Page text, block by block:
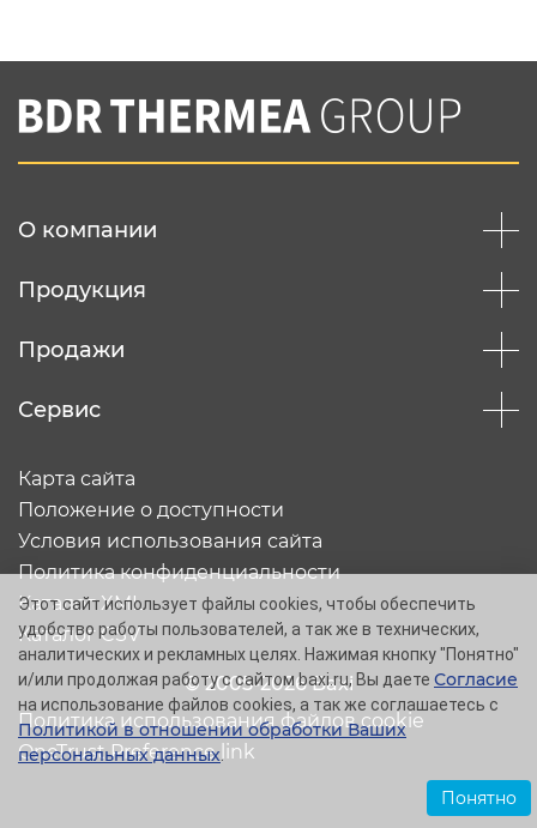
Вы соглашаетесь с нашей политикой
конфеденциальности
О компании
Продукция
Продажи
Сервис
© 2005-2026 Baxi
Карта сайта
Положение о доступности
Условия использования сайта
Политика конфиденциальности
Каталог XML
Каталог CSV
Политика использования файлов cookie
OneTrust Preference link
Этот сайт использует файлы cookies, чтобы обеспечить
удобство работы пользователей, а так же в технических,
аналитических и рекламных целях. Нажимая кнопку "Понятно"
и/или продолжая работу с сайтом baxi.ru, Вы даете Согласие
на использование файлов cookies, а так же соглашаетесь с
Политикой в отношении обработки Ваших
персональных данных.
Понятно